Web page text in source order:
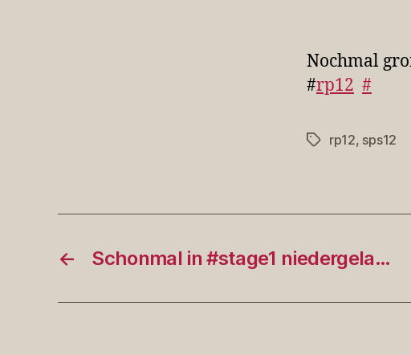
Nochmal
#rp12 #
Schlagwörter
rp12, sps12
← Schonmal in #stage1 niedergela…